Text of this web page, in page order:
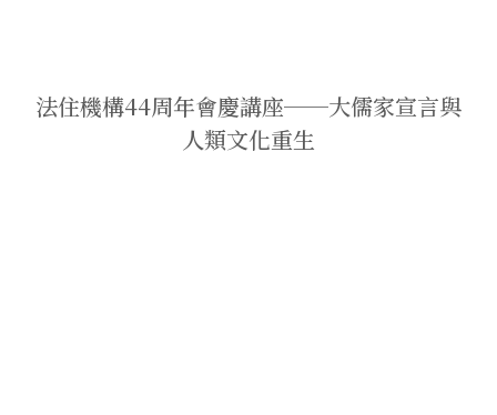
法住機構44周年會慶講座──大儒家宣言與
人類文化重生